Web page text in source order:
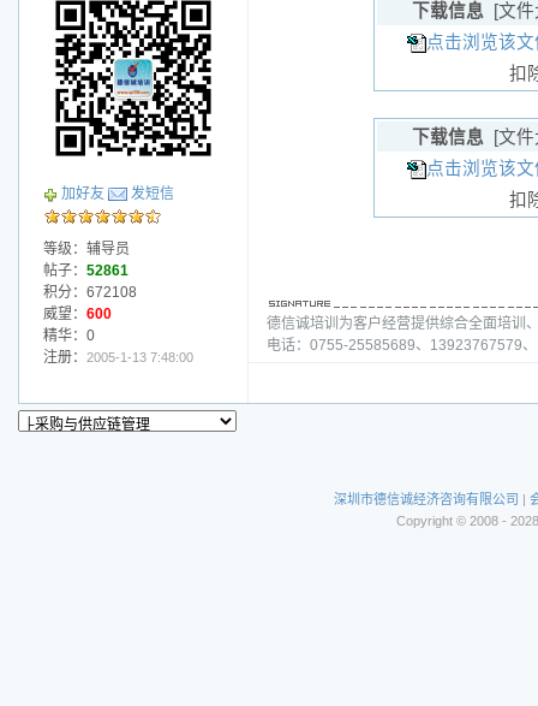
加好友 发短信
等级：辅导员
帖子： 52861
积分：672108
威望： 600
精华：0
注册： 2005-1-13 7:48:00
下载信息 [文件
点击浏览该
扣
下载信息 [文件
点击浏览该
扣
德信诚培训为客户经营提供综合全面培训
电话：0755-25585689、13923767579
深圳市德信诚经济咨询有限公司 |
Copyright © 2008 -